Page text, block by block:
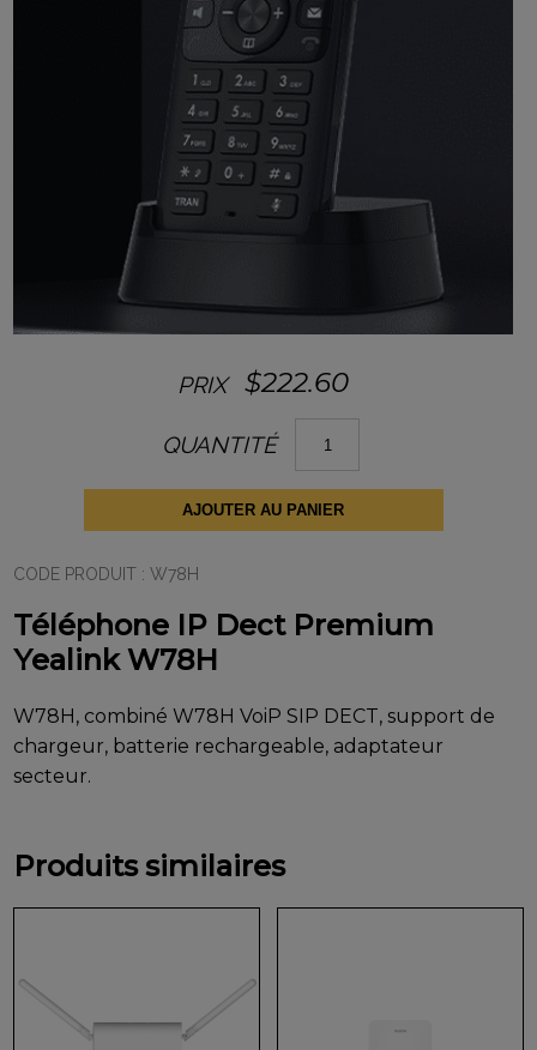
PRIX $222.60
QUANTITÉ
Téléphone
IP
Dect
AJOUTER AU PANIER
CODE PRODUIT :W78H
Téléphone IP Dect Premium
Yealink W78H
W78H, combiné W78H VoiP SIP DECT, support de
chargeur, batterie rechargeable, adaptateur
secteur.
Produits similaires